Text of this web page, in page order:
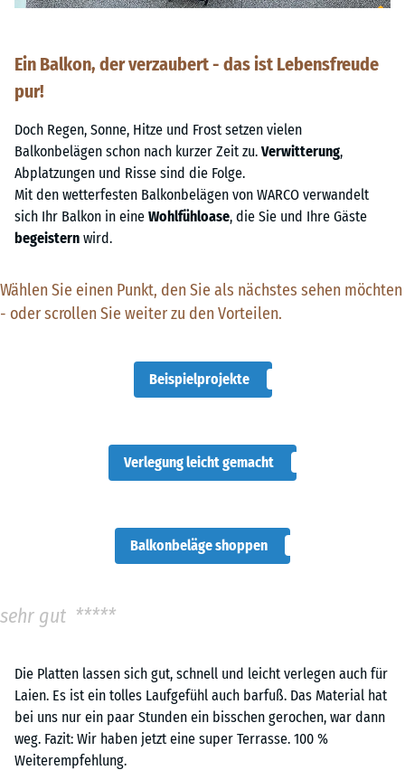
Ein Balkon, der verzaubert - das ist Lebensfreude
pur!
Doch Regen, Sonne, Hitze und Frost setzen vielen
Balkonbelägen schon nach kurzer Zeit zu. Verwitterung,
Abplatzungen und Risse sind die Folge.
Mit den wetterfesten Balkonbelägen von WARCO verwandelt
sich Ihr Balkon in eine Wohlfühloase, die Sie und Ihre Gäste
begeistern wird.
Wählen Sie einen Punkt, den Sie als nächstes sehen möchten
- oder scrollen Sie weiter zu den Vorteilen.
Beispielprojekte
Verlegung leicht gemacht
Balkonbeläge shoppen
sehr gut *****
Die Platten lassen sich gut, schnell und leicht verlegen auch für
Laien. Es ist ein tolles Laufgefühl auch barfuß. Das Material hat
bei uns nur ein paar Stunden ein bisschen gerochen, war dann
weg. Fazit: Wir haben jetzt eine super Terrasse. 100 %
Weiterempfehlung.